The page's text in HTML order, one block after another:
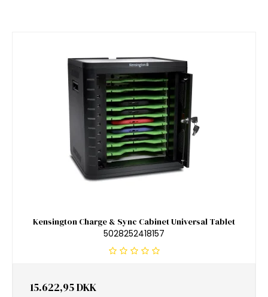
Kensington Charge & Sync Cabinet Universal Tablet
5028252418157
15.622,95 DKK